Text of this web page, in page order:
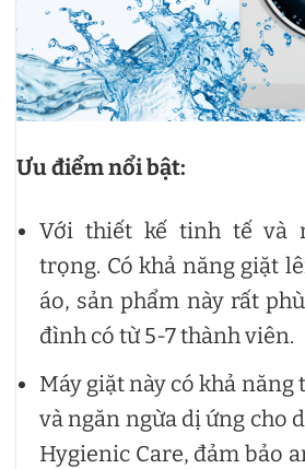
Ưu điểm nổi bật:
Với thiết kế tinh tế và
trọng. Có khả năng giặt
áo, sản phẩm này rất
đình có từ 5-7 thành viên.
Máy giặt này có khả
và ngăn ngừa dị ứng cho
Hygienic Care, đảm bảo